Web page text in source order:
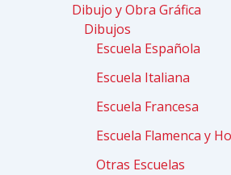
Dibujo y Obra Gráfica
Dibujos
Escuela Española
Escuela Italiana
Escuela Francesa
Escuela Flamenca y
Otras Escuelas